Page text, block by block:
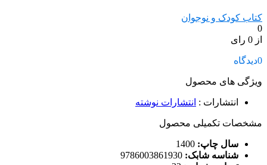
کتاب کودک و نوجوان
0
از 0 رای
0دیدگاه
ویژگی های محصول
انتشارات : انتشارات نوشته
مشخصات تکمیلی محصول
سال چاپ:
شناسه شابک: